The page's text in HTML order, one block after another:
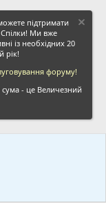
підтримати
Ми вже
із необхідних 20
рік!
форуму!
сума - це Величезний